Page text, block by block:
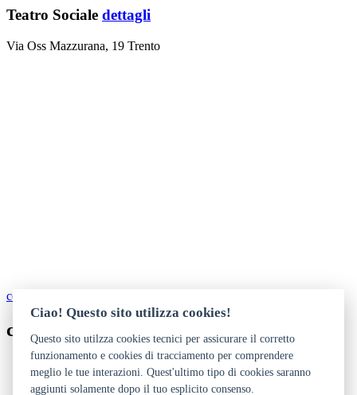
Teatro Sociale dettagli
Via Oss Mazzurana, 19 Trento
come arrivare
contatti
https://www.teatrodellameraviglia.it
Dichiarazione di accessibilità
Ciao! Questo sito utilizza cookies!
Questo sito utilzza cookies tecnici per assicurare il corretto
funzionamento e cookies di tracciamento per comprendere
meglio le tue interazioni. Quest'ultimo tipo di cookies saranno
aggiunti solamente dopo il tuo esplicito consenso.